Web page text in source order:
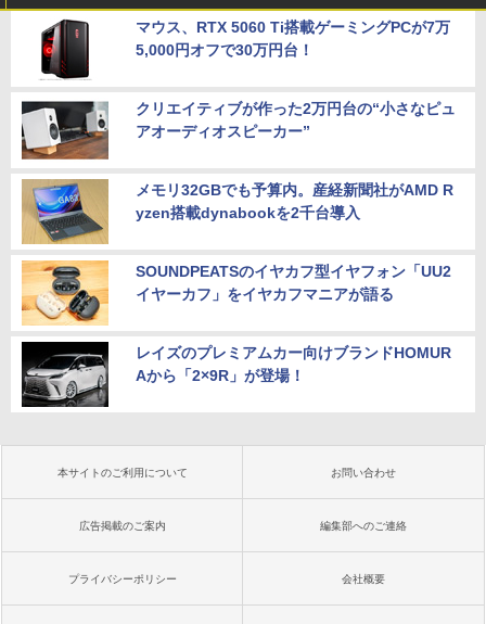
マウス、RTX 5060 Ti搭載ゲーミングPCが7万
5,000円オフで30万円台！
クリエイティブが作った2万円台の“小さなピュ
アオーディオスピーカー”
メモリ32GBでも予算内。産経新聞社がAMD R
yzen搭載dynabookを2千台導入
SOUNDPEATSのイヤカフ型イヤフォン「UU2
イヤーカフ」をイヤカフマニアが語る
レイズのプレミアムカー向けブランドHOMUR
Aから「2×9R」が登場！
本サイトのご利用について お問い合わせ
広告掲載のご案内 編集部へのご連絡
プライバシーポリシー 会社概要